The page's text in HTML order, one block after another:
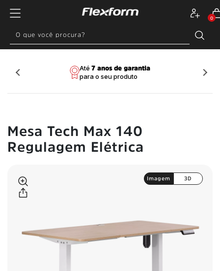
0
Pague via PIX e ganhe
10% de desconto
Frete Grátispara
todo o Brasil
Entrega em até 48h paraSP, RJ
e MG, capital*confira seu CEP
Até 7 anos de garantia
para o seu produto
Compre em até
10x sem juros
Mesa Tech Max 140
Regulagem Elétrica
Imagem 3D